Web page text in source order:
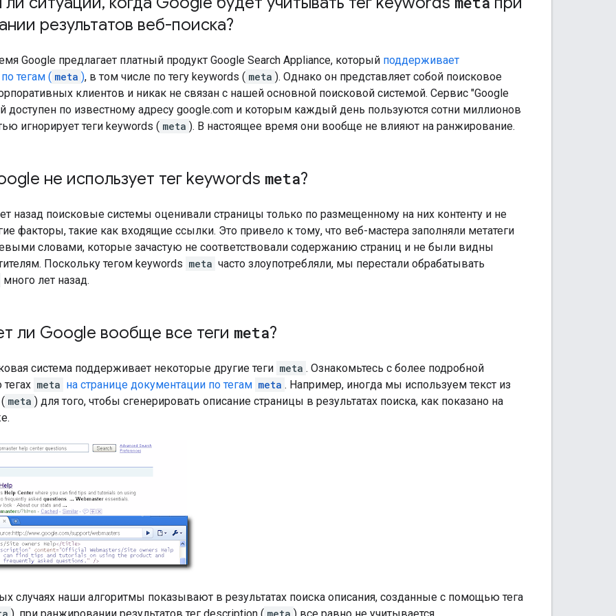
результатов веб-поиска?
Google предлагает платный продукт Google Search Appliance, который поддерживает
тегам ( meta ), в том числе по тегу keywords ( meta ). Однако он представляет собой поисковое
клиентов и никак не связан с нашей основной поисковой системой. Сервис "Google
доступен по известному адресу google.com и которым каждый день пользуются сотни миллионов
игнорирует теги keywords ( meta ). В настоящее время они вообще не влияют на ранжирование.
не использует тег keywords meta?
назад поисковые системы оценивали страницы только по размещенному на них контенту и не
факторы, такие как входящие ссылки. Это привело к тому, что веб-мастера заполняли метатеги
словами, которые зачастую не соответствовали содержанию страниц и не были видны
Поскольку тегом keywords meta часто злоупотребляли, мы перестали обрабатывать
много лет назад.
ли Google вообще все теги meta?
система поддерживает некоторые другие теги meta . Ознакомьтесь с более подробной
meta на странице документации по тегам meta . Например, иногда мы используем текст из
meta ) для того, чтобы сгенерировать описание страницы в результатах поиска, как показано на
случаях наши алгоритмы показывают в результатах поиска описания, созданные с помощью тега